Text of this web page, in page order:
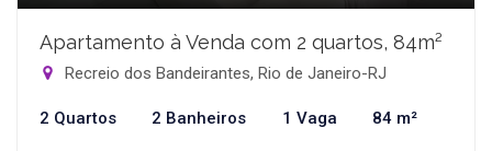
Apartamento à Venda com 2 quartos, 84m²
Recreio dos Bandeirantes, Rio de Janeiro-RJ
2 Quartos 2 Banheiros 1 Vaga 84 m²